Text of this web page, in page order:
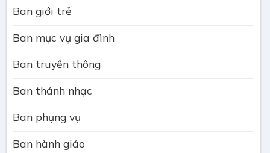
Ban giới trẻ
Ban mục vụ gia đình
Ban truyền thông
Ban thánh nhạc
Ban phụng vụ
Ban hành giáo